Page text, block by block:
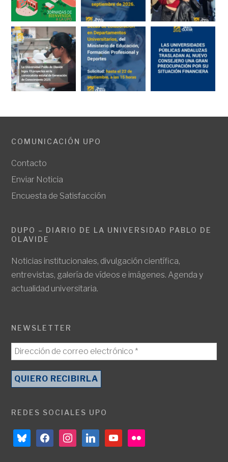
COMUNICACIÓN UPO
Contacto
Enviar Noticia
Encuesta de Satisfacción
DUPO – DIARIO DE LA UNIVERSIDAD PABLO DE
OLAVIDE
Noticias institucionales, divulgación científica,
entrevistas, galería de vídeos e imágenes. Agenda y
actualidad universitaria.
NEWSLETTER
REDES SOCIALES UPO
blueskyfacebookinstagramlinkedinyoutubeflickr